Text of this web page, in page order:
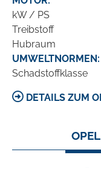
kW / PS
Treibstoff
Hubraum
UMWELTNORMEN:
Schadstoffklasse
DETAILS ZUM